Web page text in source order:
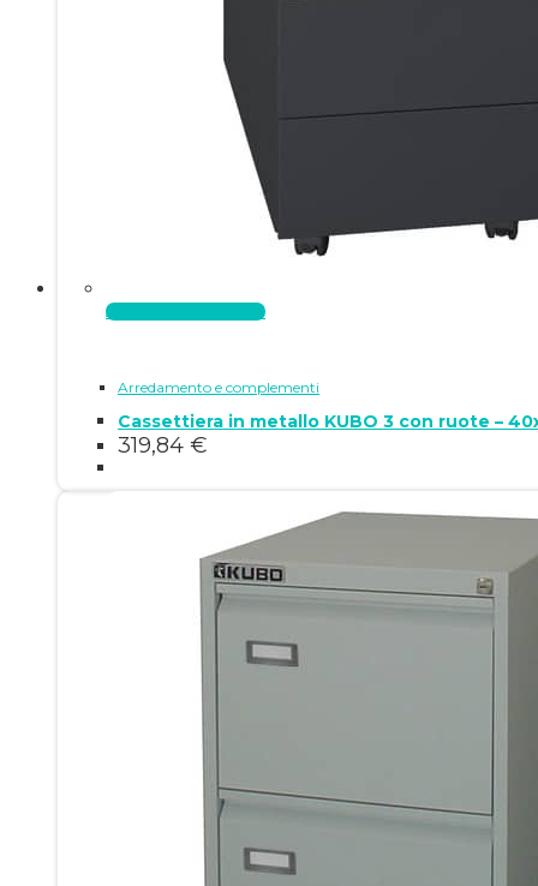
Aggiungi al carrello
Arredamento e complementi
Cassettiera in metallo KUBO 3 con ruote –
319,84 €